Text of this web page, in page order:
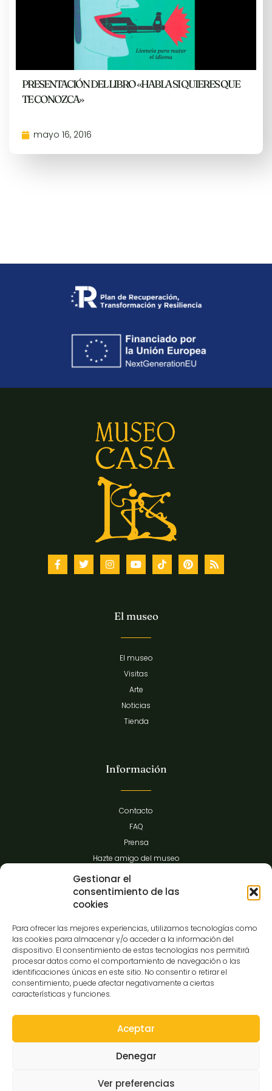
Gestionar el
consentimiento de las
cookies
Para ofrecer las mejores experiencias, utilizamos tecnologías como
las cookies para almacenar y/o acceder a la información del
dispositivo. El consentimiento de estas tecnologías nos permitirá
procesar datos como el comportamiento de navegación o las
identificaciones únicas en este sitio. No consentir o retirar el
consentimiento, puede afectar negativamente a ciertas
características y funciones.
Aceptar
Denegar
Ver preferencias
PRESENTACIÓN DEL LIBRO «HABLA SI QUIERES QUE
TE CONOZCA»
mayo 16, 2016
El museo
El museo
Visitas
Arte
Noticias
Tienda
Información
Contacto
FAQ
Prensa
Hazte amigo del museo
Transparencia
C/Gibraltar,14
37008-Salamanca